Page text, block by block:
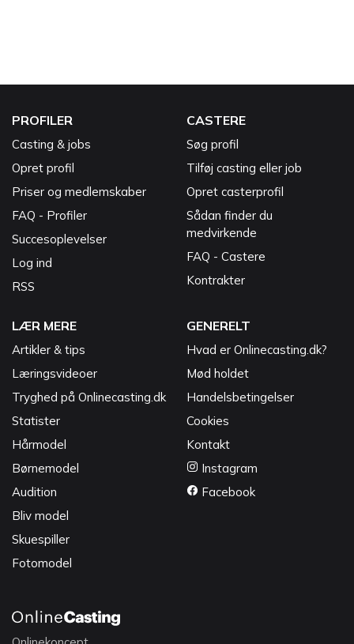
PROFILER
Casting & jobs
Opret profil
Priser og medlemskaber
FAQ - Profiler
Succesoplevelser
Log ind
RSS
CASTERE
Søg profil
Tilføj casting eller job
Opret casterprofil
Sådan finder du
medvirkende
FAQ - Castere
Kontrakter
LÆR MERE
Artikler & tips
Læringsvideoer
Tryghed på Onlinecasting.dk
Statister
Hårmodel
Børnemodel
Audition
Bliv model
Skuespiller
Fotomodel
GENERELT
Hvad er Onlinecasting.dk?
Mød holdet
Handelsbetingelser
Cookies
Kontakt
Instagram
Facebook